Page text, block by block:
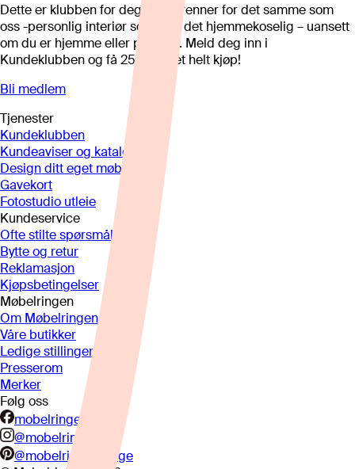
Dette er klubben for deg som brenner for det samme som
oss -personlig interiør som gjør det hjemmekoselig – uansett
om du er hjemme eller på hytta. Meld deg inn i
Kundeklubben og få 25%* på et helt kjøp!
Bli medlem
Tjenester
Kundeklubben
Kundeaviser og kataloger
Design ditt eget møbel
Gavekort
Fotostudio utleie
Kundeservice
Ofte stilte spørsmål
Bytte og retur
Reklamasjon
Kjøpsbetingelser
Møbelringen
Om Møbelringen
Våre butikker
Ledige stillinger
Presserom
Merker
Følg oss
mobelringen.no
@mobelringen
@mobelringennorge